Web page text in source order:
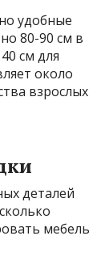
удобные
80-90 см в
см для
около
взрослых
деталей
мебель